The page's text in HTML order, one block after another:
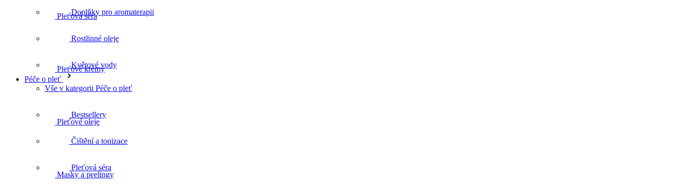
Pleťová séra
Pleťové krémy
Pleťové oleje
Masky a peelingy
Doplňky pro aromaterapii
Rostlinné oleje
Květové vody
Péče o pleť
Vše v kategorii Péče o pleť
Bestsellery
Čištění a tonizace
Pleťová séra